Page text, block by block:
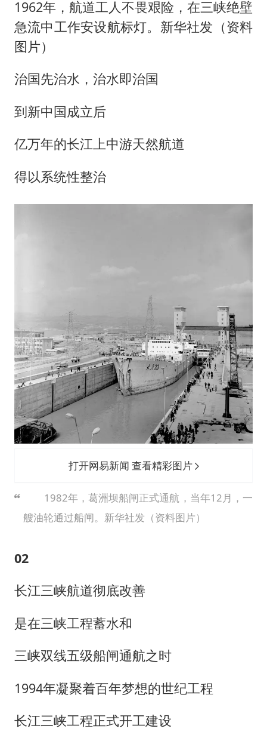
1962年，航道工人不畏艰险，在三峡绝壁
急流中工作安设航标灯。新华社发（资料
图片）
治国先治水，治水即治国
到新中国成立后
亿万年的长江上中游天然航道
得以系统性整治
打开网易新闻 查看精彩图片
1982年，葛洲坝船闸正式通航，当年12月，一
艘油轮通过船闸。新华社发（资料图片）
02
长江三峡航道彻底改善
是在三峡工程蓄水和
三峡双线五级船闸通航之时
1994年凝聚着百年梦想的世纪工程
长江三峡工程正式开工建设